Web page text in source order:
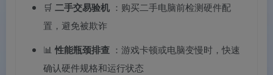
🛒 二手交易验机 ：购买二手电脑前检测硬件配
置，避免被欺诈
📊 性能瓶颈排查 ：游戏卡顿或电脑变慢时，快速
确认硬件规格和运行状态